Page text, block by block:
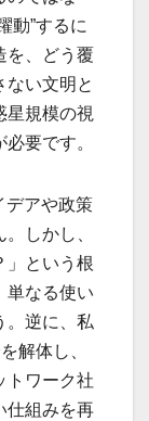
動”するに
を、どう覆
ない文明と
星規模の視
要です。
デアや政策
しかし、
」という根
単なる使い
。逆に、私
解体し、
トワーク社
仕組みを再